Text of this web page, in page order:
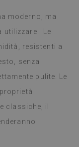
moderno, ma
utilizzare. Le
resistenti a
senza
pulite. Le
classiche, il